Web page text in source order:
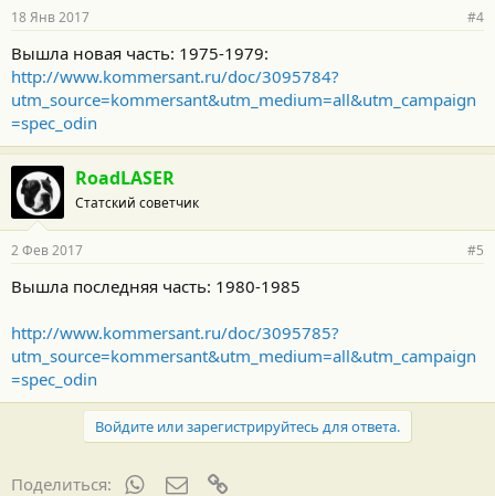
н
с
т
и
18 Янв 2017 #4
Вышла новая часть: 1975-1979:
http://www.kommersant.ru/doc/3095784?
utm_source=kommersant&utm_medium=all&utm_campaign
=spec_odin
RoadLASER
Статский советчик
2 Фев 2017 #5
Вышла последняя часть: 1980-1985
http://www.kommersant.ru/doc/3095785?
utm_source=kommersant&utm_medium=all&utm_campaign
=spec_odin
Войдите или зарегистрируйтесь для ответа.
Поделиться: WhatsAppЭлектронная почта